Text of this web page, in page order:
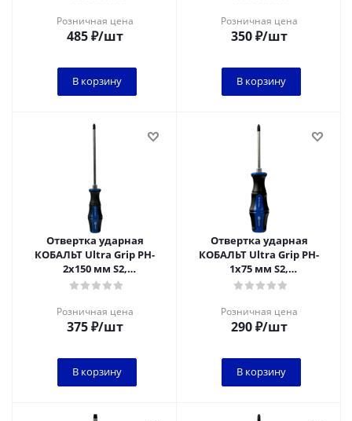
Розничная цена
485₽/шт
В корзину
Розничная цена
350₽/шт
В корзину
Отвертка ударная
КОБАЛЬТ Ultra Grip PH-
2x150 мм S2,
двухкомпонентная
Розничная цена
375₽/шт
В корзину
Отвертка ударная
КОБАЛЬТ Ultra Grip PH-
1x75 мм S2,
двухкомпонентная
Розничная цена
290₽/шт
В корзину